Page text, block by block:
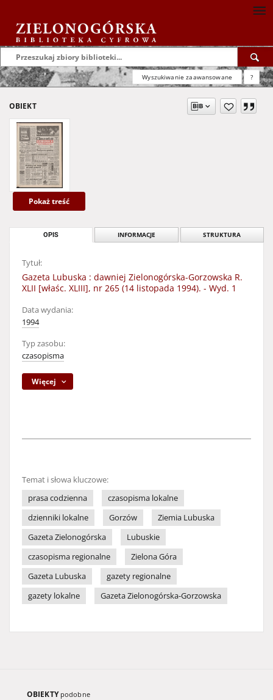
Wyszukiwanie zaawansowane ?
OBIEKT
Pokaż treść
OPIS INFORMACJE STRUKTURA
Tytuł:
Gazeta Lubuska : dawniej Zielonogórska-Gorzowska R.
XLII [właśc. XLIII], nr 265 (14 listopada 1994). - Wyd. 1
Data wydania:
1994
Typ zasobu:
czasopisma
Więcej
Temat i słowa kluczowe:
prasa codzienna
czasopisma lokalne
dzienniki lokalne
Gorzów
Ziemia Lubuska
Gazeta Zielonogórska
Lubuskie
czasopisma regionalne
Zielona Góra
Gazeta Lubuska
gazety regionalne
gazety lokalne
Gazeta Zielonogórska-Gorzowska
OBIEKTY podobne